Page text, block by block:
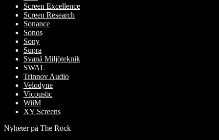
Screen Excellence
Screen Research
Sonance
Sonos
Sony
Supra
Svanå Miljöteknik
SWAL
Trinnov Audio
Velodyne
Vicoustic
WiiM
XY Screens
Nyheter på The Rock